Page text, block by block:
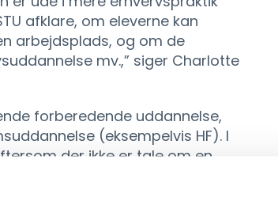
afklare, om eleverne kan
arbejdsplads, og om de
mv.,” siger Charlotte
forberedende uddannelse,
(eksempelvis HF). I
der ikke er tale om en
ofte ikke specialiseret viden